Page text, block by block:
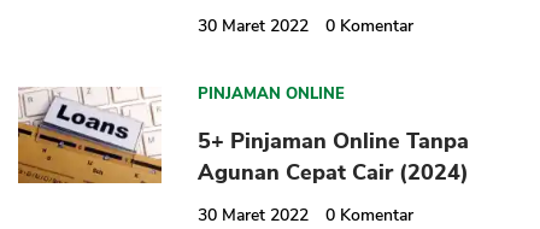
30 Maret 2022 0 Komentar
PINJAMAN ONLINE
5+ Pinjaman Online Tanpa
Agunan Cepat Cair (2024)
30 Maret 2022 0 Komentar